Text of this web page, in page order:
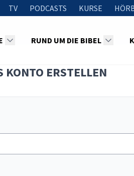
TV PODCASTS KURSE
RUND UM DIE BIBEL
KONTO ERSTELLEN